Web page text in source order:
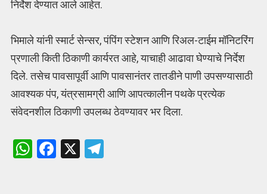
निर्देश देण्यात आले आहेत.
भिमाले यांनी स्मार्ट सेन्सर, पंपिंग स्टेशन आणि रिअल-टाईम मॉनिटरिंग
प्रणाली किती ठिकाणी कार्यरत आहे, याचाही आढावा घेण्याचे निर्देश
दिले. तसेच पावसापूर्वी आणि पावसानंतर तातडीने पाणी उपसण्यासाठी
आवश्यक पंप, यंत्रसामग्री आणि आपत्कालीन पथके प्रत्येक
संवेदनशील ठिकाणी उपलब्ध ठेवण्यावर भर दिला.
W F X T